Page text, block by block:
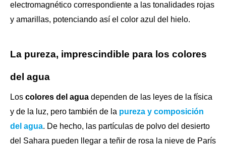
electromagnético correspondiente a las tonalidades rojas
y amarillas, potenciando así el color azul del hielo.
La pureza, imprescindible para los colores
del agua
Los colores del agua dependen de las leyes de la física
y de la luz, pero también de la pureza y composición
del agua. De hecho, las partículas de polvo del desierto
del Sahara pueden llegar a teñir de rosa la nieve de París